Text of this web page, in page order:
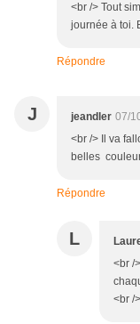
<br /> Tout
journée à toi.
Répondre
J jeandler 07/
<br /> Il va
belles
Répondre
L
<br /
<br /